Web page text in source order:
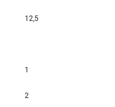
12,5
1
2